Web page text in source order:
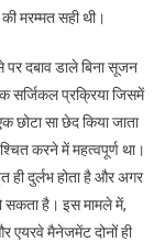
मरम्मत सही थी।
पर दबाव डाले बिना सूजन
सर्जिकल प्रक्रिया जिसमें
छोटा सा छेद किया जाता
करने में महत्वपूर्ण था।
ही दुर्लभ होता है और अगर
सकता है। इस मामले में,
एयरवे मैनेजमेंट दोनों ही